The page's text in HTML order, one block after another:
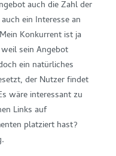
auch die Zahl der
ein Interesse an
Konkurrent ist ja
sein Angebot
ein natürliches
der Nutzer findet
wäre interessant zu
Links auf
platziert hast?